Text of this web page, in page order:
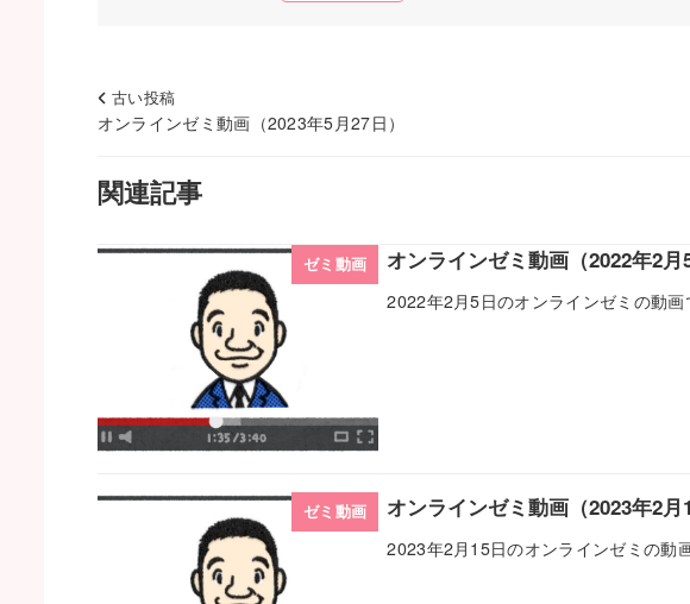
古い投稿
オンラインゼミ動画（2023年5月27日）
関連記事
ゼミ動画 オンラインゼミ動画（2022年2月5
2022年2月5日のオンラインゼミの動画
ゼミ動画 オンラインゼミ動画（2023年2月
2023年2月15日のオンラインゼミの動画